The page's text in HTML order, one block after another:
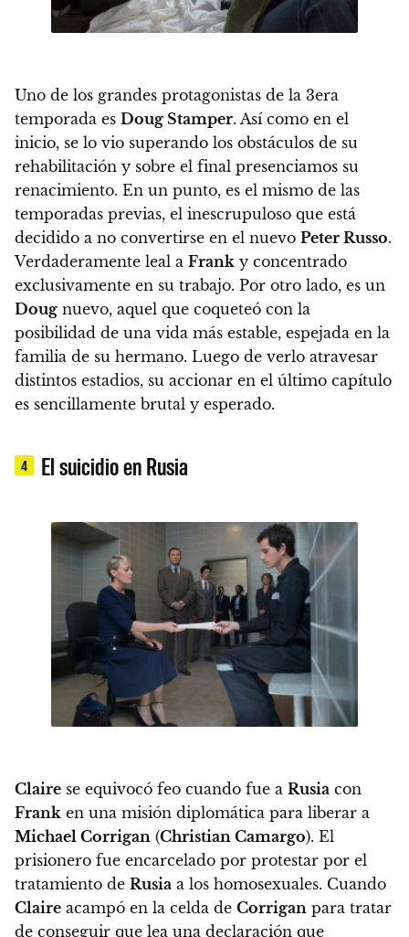
Uno de los grandes protagonistas de la 3era
temporada es Doug Stamper. Así como en el
inicio, se lo vio superando los obstáculos de su
rehabilitación y sobre el final presenciamos su
renacimiento. En un punto, es el mismo de las
temporadas previas, el inescrupuloso que está
decidido a no convertirse en el nuevo Peter Russo.
Verdaderamente leal a Frank y concentrado
exclusivamente en su trabajo. Por otro lado, es un
Doug nuevo, aquel que coqueteó con la
posibilidad de una vida más estable, espejada en la
familia de su hermano. Luego de verlo atravesar
distintos estadios, su accionar en el último capítulo
es sencillamente brutal y esperado.
4 El suicidio en Rusia
Claire se equivocó feo cuando fue a Rusia con
Frank en una misión diplomática para liberar a
Michael Corrigan (Christian Camargo). El
prisionero fue encarcelado por protestar por el
tratamiento de Rusia a los homosexuales. Cuando
Claire acampó en la celda de Corrigan para tratar
de conseguir que lea una declaración que